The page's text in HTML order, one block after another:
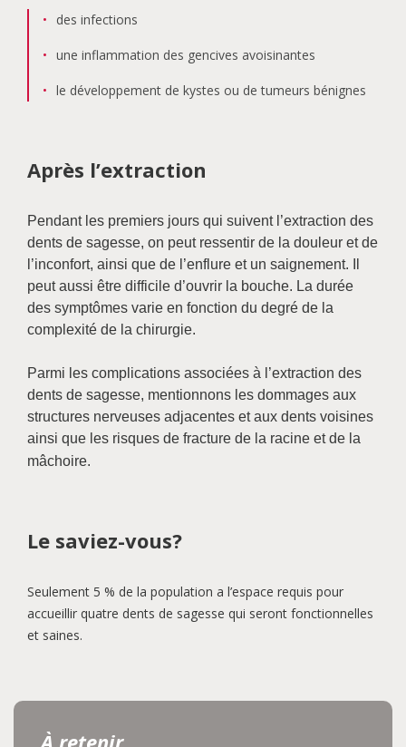
des infections
une inflammation des gencives avoisinantes
le développement de kystes ou de tumeurs bénignes
Après l’extraction
Pendant les premiers jours qui suivent l’extraction des
dents de sagesse, on peut ressentir de la douleur et de
l’inconfort, ainsi que de l’enflure et un saignement. Il
peut aussi être difficile d’ouvrir la bouche. La durée
des symptômes varie en fonction du degré de la
complexité de la chirurgie.
Parmi les complications associées à l’extraction des
dents de sagesse, mentionnons les dommages aux
structures nerveuses adjacentes et aux dents voisines
ainsi que les risques de fracture de la racine et de la
mâchoire.
Le saviez-vous?
Seulement 5 % de la population a l’espace requis pour
accueillir quatre dents de sagesse qui seront fonctionnelles
et saines.
À retenir